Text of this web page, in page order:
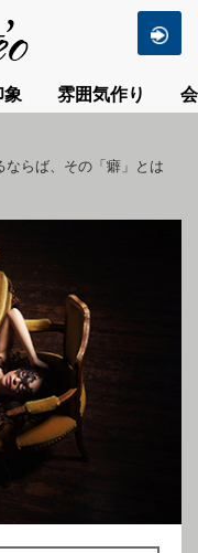
象 雰囲気作り
らば、その「癖」とは